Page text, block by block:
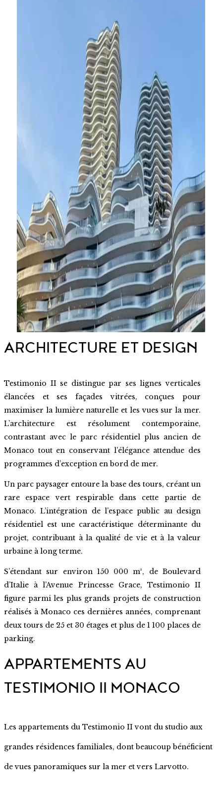
ARCHITECTURE ET DESIGN
Testimonio II se distingue par ses lignes verticales
élancées et ses façades vitrées, conçues pour
maximiser la lumière naturelle et les vues sur la mer.
L’architecture est résolument contemporaine,
contrastant avec le parc résidentiel plus ancien de
Monaco tout en conservant l’élégance attendue des
programmes d’exception en bord de mer.
Un parc paysager entoure la base des tours, créant un
rare espace vert respirable dans cette partie de
Monaco. L’intégration de l’espace public au design
résidentiel est une caractéristique déterminante du
projet, contribuant à la qualité de vie et à la valeur
urbaine à long terme.
S’étendant sur environ 150 000 m², de Boulevard
d’Italie à l’Avenue Princesse Grace, Testimonio II
figure parmi les plus grands projets de construction
réalisés à Monaco ces dernières années, comprenant
deux tours de 25 et 30 étages et plus de 1 100 places de
parking.
APPARTEMENTS AU
TESTIMONIO II MONACO
Les appartements du Testimonio II vont du studio aux
grandes résidences familiales, dont beaucoup bénéficient
de vues panoramiques sur la mer et vers Larvotto.